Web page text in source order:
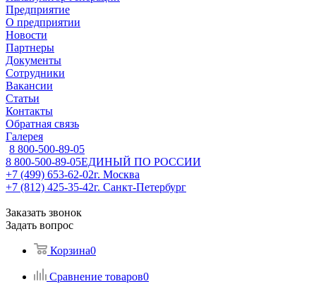
Предприятие
О предприятии
Новости
Партнеры
Документы
Сотрудники
Вакансии
Статьи
Контакты
Обратная связь
Галерея
8 800-500-89-05
8 800-500-89-05ЕДИНЫЙ ПО РОССИИ
+7 (499) 653-62-02г. Москва
+7 (812) 425-35-42г. Санкт-Петербург
Заказать звонок
Задать вопрос
Корзина0
Сравнение товаров0